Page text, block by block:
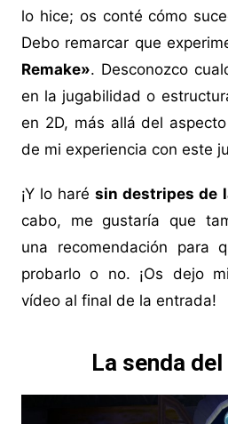
lo hice; os conté cómo
Debo remarcar que
Remake». Desconozco
en la jugabilidad o
en 2D, más allá del
de mi experiencia con este
¡Y lo harésin destripes de
cabo, me gustaría que
una recomendación para
probarlo o no. ¡Os dejo
vídeo al final de la entrada!
La senda